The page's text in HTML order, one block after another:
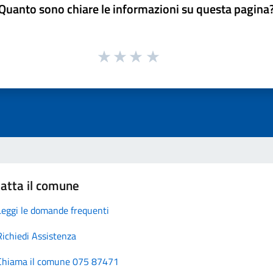
sono chiare le informazioni su questa
il comune
le domande frequenti
Assistenza
il comune 075 87471